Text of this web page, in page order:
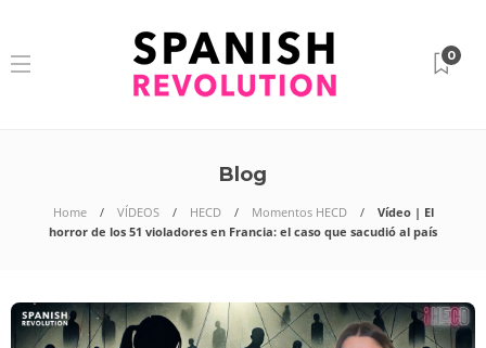
0
Blog
Home VÍDEOS HECD Momentos HECD
Vídeo | El
horror de los 51 violadores en Francia: el caso que sacudió al país